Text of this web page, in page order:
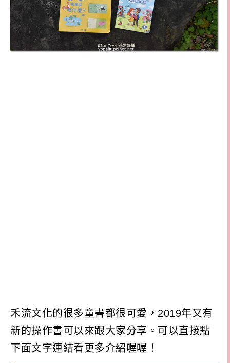
禾流文化的很多童書都很可愛，2019年又有
新的操作書可以來跟大家分享。可以直接點
下面文字連結看更多介紹喔喔！